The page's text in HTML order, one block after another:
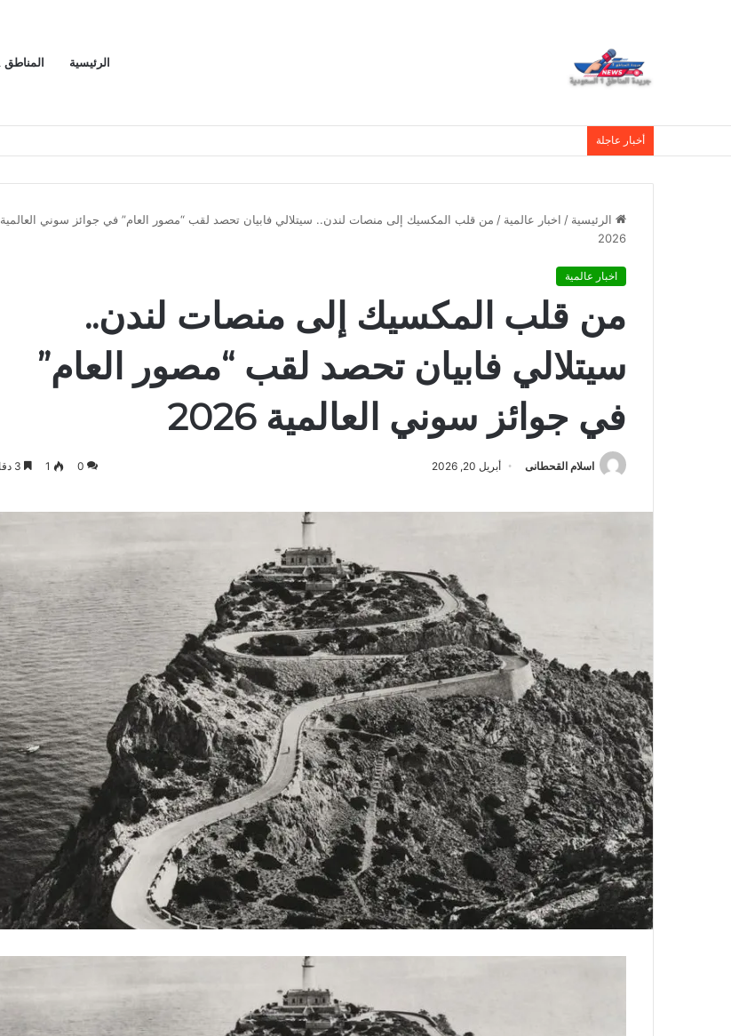
الرئيسية المناطق 1
أخبار عاجلة
الرئيسية / اخبار عالمية / من قلب المكسيك إلى منصات لندن.. سيتلالي فابيان تحصد لقب “مصور العام” في جوائز سوني العالمية
2026
اخبار عالمية
من قلب المكسيك إلى منصات لندن..
سيتلالي فابيان تحصد لقب “مصور العام”
في جوائز سوني العالمية 2026
اسلام القحطانى أبريل 20, 2026 0
1